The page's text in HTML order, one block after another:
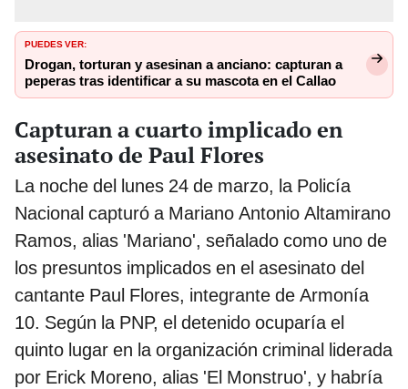
PUEDES VER:
Drogan, torturan y asesinan a anciano: capturan a
peperas tras identificar a su mascota en el Callao
Capturan a cuarto implicado en
asesinato de Paul Flores
La noche del lunes 24 de marzo, la Policía
Nacional capturó a Mariano Antonio Altamirano
Ramos, alias 'Mariano', señalado como uno de
los presuntos implicados en el asesinato del
cantante Paul Flores, integrante de Armonía
10. Según la PNP, el detenido ocuparía el
quinto lugar en la organización criminal liderada
por Erick Moreno, alias 'El Monstruo', y habría